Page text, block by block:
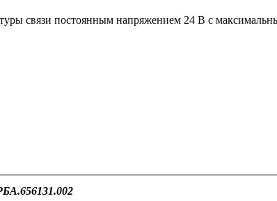
связи постоянным напряжением 24 В с